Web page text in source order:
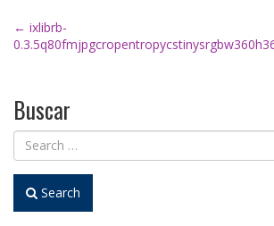
Post
navigation
← ixlibrb-
Buscar
Search